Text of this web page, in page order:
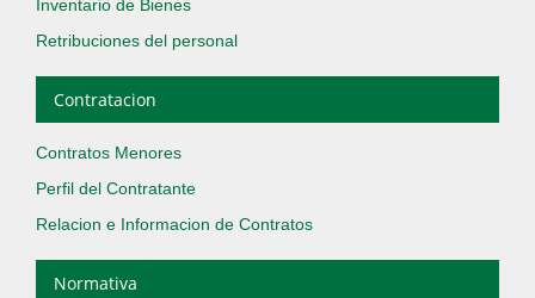
Inventario de Bienes
Retribuciones del personal
Contratacion
Contratos Menores
Perfil del Contratante
Relacion e Informacion de Contratos
Normativa